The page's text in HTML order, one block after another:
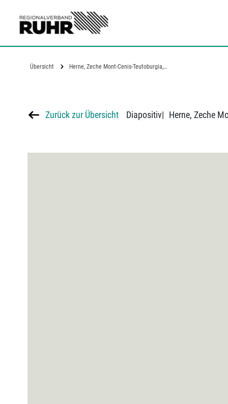
Übersicht Herne, Zeche Mont-Cenis-Teutoburgia,…
Zurück zur Übersicht Diapositiv| Herne, Zeche